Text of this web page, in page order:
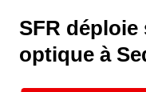
SFR
optique à